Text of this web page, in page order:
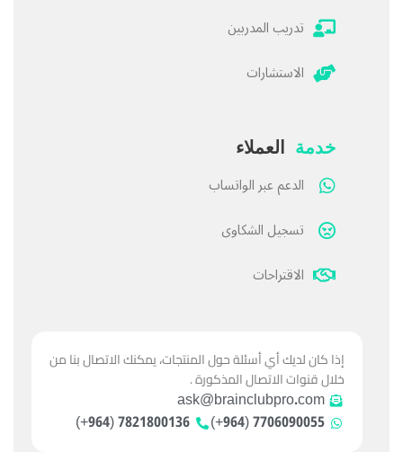
تدريب المدربين
الاستشارات
خدمة العملاء
الدعم عبر الواتساب
تسجيل الشكاوى
الاقتراحات
إذا كان لديك أي أسئلة حول المنتجات، يمكنك الاتصال بنا من
خلال قنوات الاتصال المذكورة .
ask@brainclubpro.com
7706090055 (964+)
7821800136 (964+)